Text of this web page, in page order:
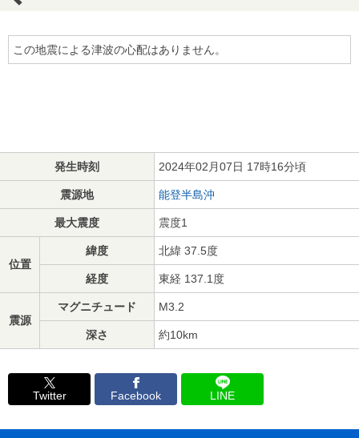
この地震による津波の心配はありません。
発生時刻 2024年02月07日 17時16分頃
震源地 能登半島沖
最大震度 震度1
位置
緯度 北緯 37.5度
経度 東経 137.1度
震源
マグニチュード M3.2
深さ 約10km
Twitter Facebook LINE